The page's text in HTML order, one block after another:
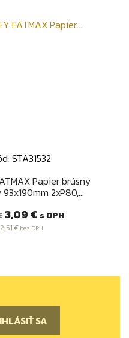
STA31532
Papier brúsny
2xP80,...
Cena
3,09 € s DPH
2,51 €bez DPH
náhľad